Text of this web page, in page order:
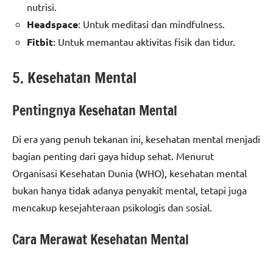
nutrisi.
Headspace: Untuk meditasi dan mindfulness.
Fitbit: Untuk memantau aktivitas fisik dan tidur.
5. Kesehatan Mental
Pentingnya Kesehatan Mental
Di era yang penuh tekanan ini, kesehatan mental menjadi
bagian penting dari gaya hidup sehat. Menurut
Organisasi Kesehatan Dunia (WHO), kesehatan mental
bukan hanya tidak adanya penyakit mental, tetapi juga
mencakup kesejahteraan psikologis dan sosial.
Cara Merawat Kesehatan Mental